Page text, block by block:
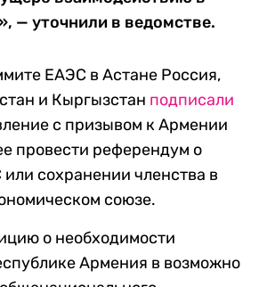
— уточнили в ведомстве.
ЕАЭС в Астане Россия,
и Кыргызстан подписали
с призывом к Армении
провести референдум о
сохранении членства в
союзе.
о необходимости
Армения в возможно